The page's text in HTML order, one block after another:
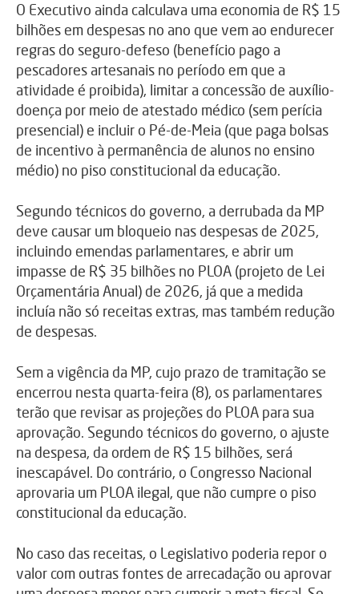
O Executivo ainda calculava uma economia de R$ 15
bilhões em despesas no ano que vem ao endurecer
regras do seguro-defeso (benefício pago a
pescadores artesanais no período em que a
atividade é proibida), limitar a concessão de auxílio-
doença por meio de atestado médico (sem perícia
presencial) e incluir o Pé-de-Meia (que paga bolsas
de incentivo à permanência de alunos no ensino
médio) no piso constitucional da educação.
Segundo técnicos do governo, a derrubada da MP
deve causar um bloqueio nas despesas de 2025,
incluindo emendas parlamentares, e abrir um
impasse de R$ 35 bilhões no PLOA (projeto de Lei
Orçamentária Anual) de 2026, já que a medida
incluía não só receitas extras, mas também redução
de despesas.
Sem a vigência da MP, cujo prazo de tramitação se
encerrou nesta quarta-feira (8), os parlamentares
terão que revisar as projeções do PLOA para sua
aprovação. Segundo técnicos do governo, o ajuste
na despesa, da ordem de R$ 15 bilhões, será
inescapável. Do contrário, o Congresso Nacional
aprovaria um PLOA ilegal, que não cumpre o piso
constitucional da educação.
No caso das receitas, o Legislativo poderia repor o
valor com outras fontes de arrecadação ou aprovar